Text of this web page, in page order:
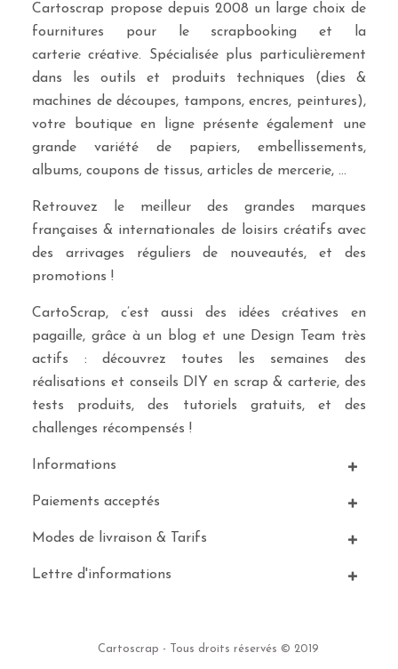
Cartoscrap propose depuis 2008 un large choix de
fournitures pour le scrapbooking et la
carterie créative. Spécialisée plus particulièrement
dans les outils et produits techniques (dies &
machines de découpes, tampons, encres, peintures),
votre boutique en ligne présente également une
grande variété de papiers, embellissements,
albums, coupons de tissus, articles de mercerie, …
Retrouvez le meilleur des grandes marques
françaises & internationales de loisirs créatifs avec
des arrivages réguliers de nouveautés, et des
promotions !
CartoScrap, c’est aussi des idées créatives en
pagaille, grâce à un blog et une Design Team très
actifs : découvrez toutes les semaines des
réalisations et conseils DIY en scrap & carterie, des
tests produits, des tutoriels gratuits, et des
challenges récompensés !
Informations
Paiements acceptés
Modes de livraison & Tarifs
Lettre d'informations
Cartoscrap - Tous droits réservés © 2019